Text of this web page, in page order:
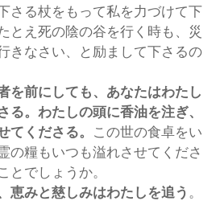
さる杖をもって私を力づけて下
とえ死の陰の谷を行く時も、災
きなさい、と励まして下さるの
を前にしても、あなたはわたし
る。わたしの頭に香油を注ぎ、
てくださる。 この世の食卓をい
の糧もいつも溢れさせてくださ
とでしょうか。
恵みと慈しみはわたしを追う 。